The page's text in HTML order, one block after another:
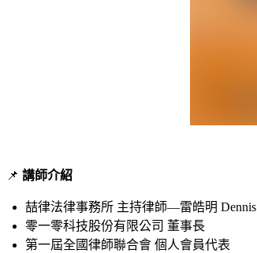
📌 講師介紹
喆律法律事務所 主持律師—雷皓明 Dennis
零一零科技股份有限公司 董事長
第一屆全國律師聯合會 個人會員代表